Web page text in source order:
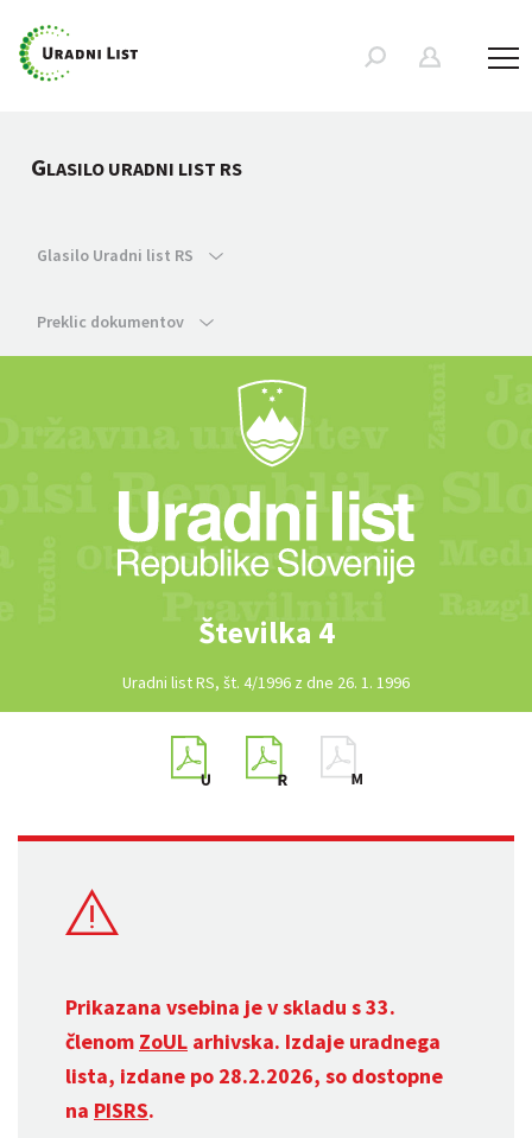
GLASILO URADNI LIST RS
Glasilo Uradni list RS
Preklic dokumentov
Številka 4
Uradni list RS, št. 4/1996 z dne 26. 1. 1996
Prikazana vsebina je v skladu s 33.
členom ZoUL arhivska. Izdaje uradnega
lista, izdane po 28.2.2026, so dostopne
na PISRS.